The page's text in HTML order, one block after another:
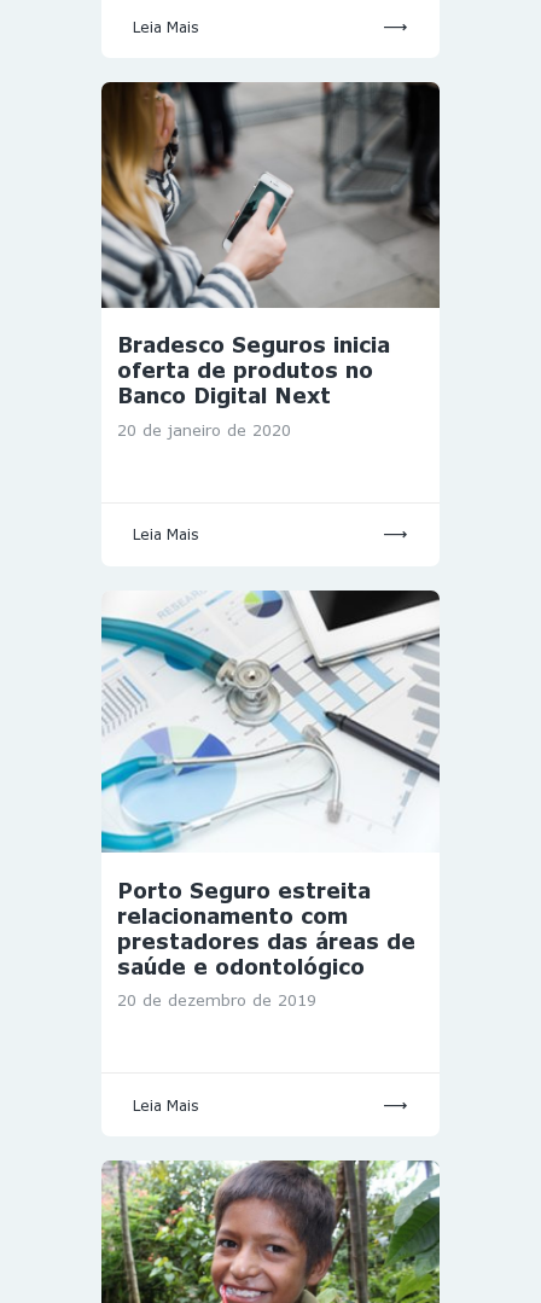
Leia Mais
Bradesco Seguros inicia
oferta de produtos no
Banco Digital Next
20 de janeiro de 2020
Leia Mais
Porto Seguro estreita
relacionamento com
prestadores das áreas de
saúde e odontológico
20 de dezembro de 2019
Leia Mais